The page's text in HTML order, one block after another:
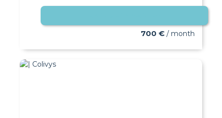
700 € / month